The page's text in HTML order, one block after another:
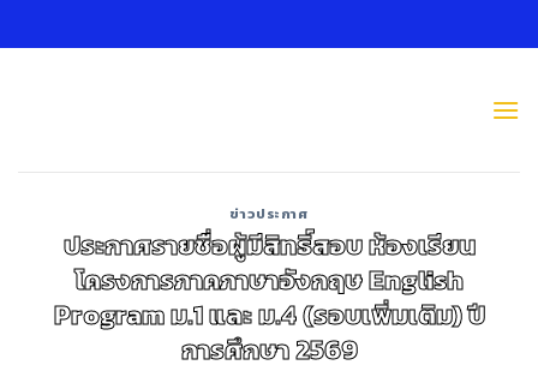
to
ข่าวประกาศ
ประกาศรายชื่อผู้มีสิทธิ์สอบ ห้องเรียน
โครงการภาคภาษาอังกฤษ English
Program ม.1 และ ม.4 (รอบเพิ่มเติม) ปี
การศึกษา 2569